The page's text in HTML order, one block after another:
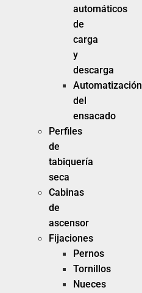
automáticos
de
carga
y
descarga
Automatización
del
ensacado
Perfiles
de
tabiquería
seca
Cabinas
de
ascensor
Fijaciones
Pernos
Tornillos
Nueces